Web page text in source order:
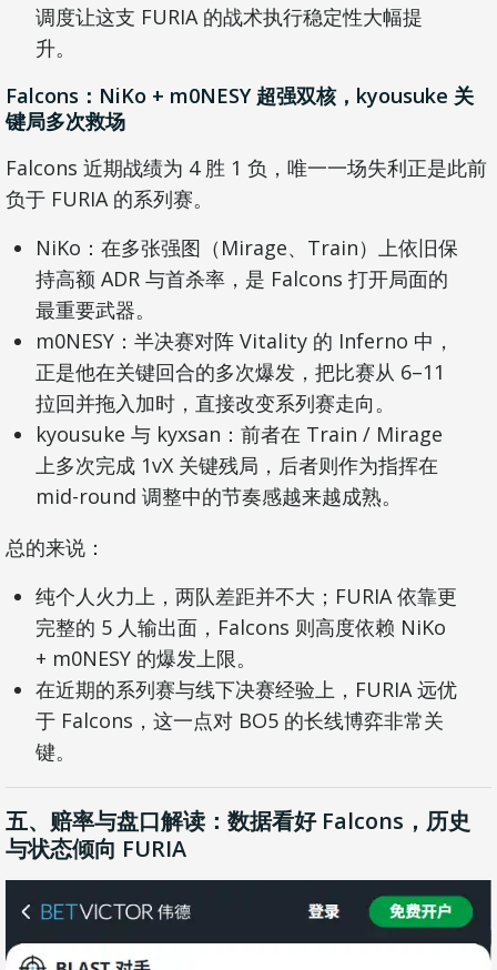
调度让这支 FURIA 的战术执行稳定性大幅提
升。
Falcons：NiKo + m0NESY 超强双核，kyousuke 关
键局多次救场
Falcons 近期战绩为 4 胜 1 负，唯一一场失利正是此前
负于 FURIA 的系列赛。
NiKo：在多张强图（Mirage、Train）上依旧保
持高额 ADR 与首杀率，是 Falcons 打开局面的
最重要武器。
m0NESY：半决赛对阵 Vitality 的 Inferno 中，
正是他在关键回合的多次爆发，把比赛从 6–11
拉回并拖入加时，直接改变系列赛走向。
kyousuke 与 kyxsan：前者在 Train / Mirage
上多次完成 1vX 关键残局，后者则作为指挥在
mid-round 调整中的节奏感越来越成熟。
总的来说：
纯个人火力上，两队差距并不大；FURIA 依靠更
完整的 5 人输出面，Falcons 则高度依赖 NiKo
+ m0NESY 的爆发上限。
在近期的系列赛与线下决赛经验上，FURIA 远优
于 Falcons，这一点对 BO5 的长线博弈非常关
键。
五、赔率与盘口解读：数据看好 Falcons，历史
与状态倾向 FURIA